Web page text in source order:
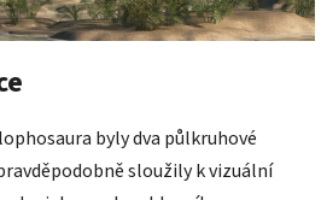
byly dva půlkruhové
sloužily k vizuální